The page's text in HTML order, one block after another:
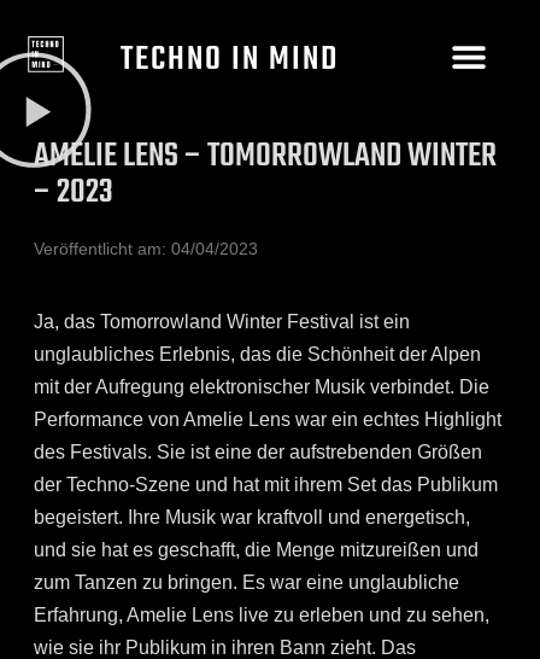
TECHNO IN MIND
AMELIE LENS – TOMORROWLAND WINTER
– 2023
Veröffentlicht am: 04/04/2023
Ja, das Tomorrowland Winter Festival ist ein
unglaubliches Erlebnis, das die Schönheit der Alpen
mit der Aufregung elektronischer Musik verbindet. Die
Performance von Amelie Lens war ein echtes Highlight
des Festivals. Sie ist eine der aufstrebenden Größen
der Techno-Szene und hat mit ihrem Set das Publikum
begeistert. Ihre Musik war kraftvoll und energetisch,
und sie hat es geschafft, die Menge mitzureißen und
zum Tanzen zu bringen. Es war eine unglaubliche
Erfahrung, Amelie Lens live zu erleben und zu sehen,
wie sie ihr Publikum in ihren Bann zieht. Das